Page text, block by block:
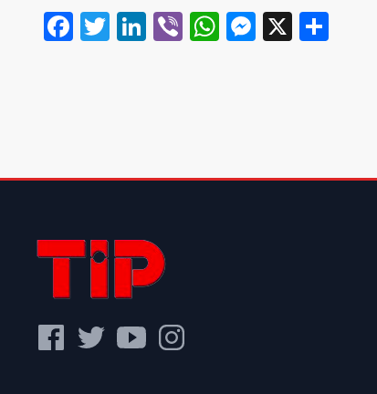
Facebook
Twitter
LinkedIn
ViberWhatsApp
X